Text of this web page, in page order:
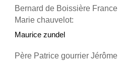
Bernard de Boissière France
Marie chauvelot:
Maurice zundel
Père Patrice gourrier Jérôme